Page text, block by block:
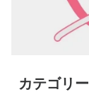
カテゴリー